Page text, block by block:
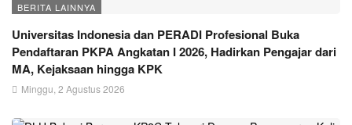
BERITA LAINNYA
Universitas Indonesia dan PERADI Profesional Buka
Pendaftaran PKPA Angkatan I 2026, Hadirkan Pengajar dari
MA, Kejaksaan hingga KPK
Minggu, 2 Agustus 2026